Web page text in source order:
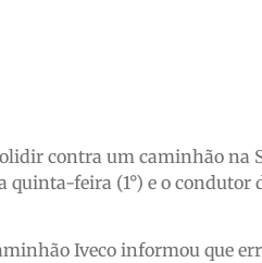
contra um caminhão na
quinta-feira (1°) e o
Iveco informou que